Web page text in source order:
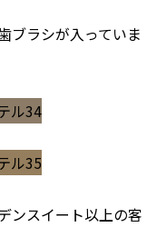
ブラシが入っていま
ンスイート以上の客